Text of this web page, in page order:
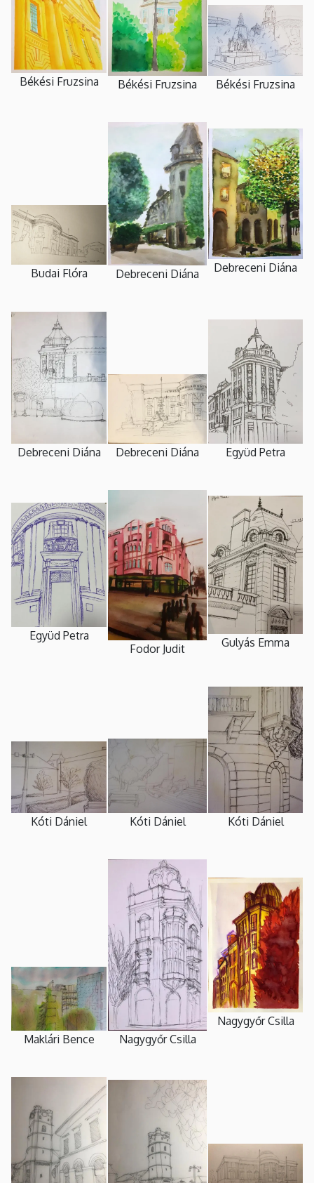
Békési Fruzsina Békési Fruzsina Békési Fruzsina
Budai Flóra Debreceni Diána Debreceni Diána
Debreceni Diána Debreceni Diána Együd Petra
Együd Petra
Fodor Judit
Gulyás Emma
Kóti Dániel Kóti Dániel Kóti Dániel
Maklári Bence Nagygyőr Csilla
Nagygyőr Csilla